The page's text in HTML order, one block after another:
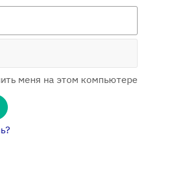
меня на этом компьютере